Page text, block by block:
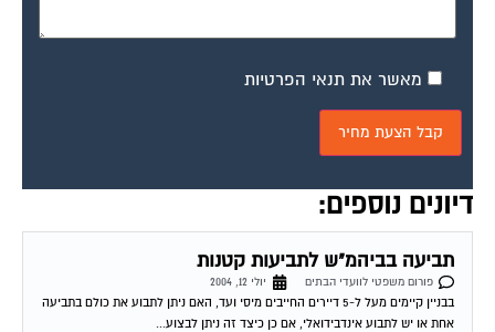
מאשר את תנאי הפרטיות
דיונים נוספים:
תביעה בביהמ"ש לתביעות קטנות
פורום משפטי לוועדי הבתים
יולי 12, 2004
בבניין קיימים מעל ל-5 דיירים החייבים מיסי ועד, האם ניתן לתבוע את כולם בתביעה
אחת או יש לתבוע אינדבידואלי, אם כן כיצד זה ניתן לבצוע...